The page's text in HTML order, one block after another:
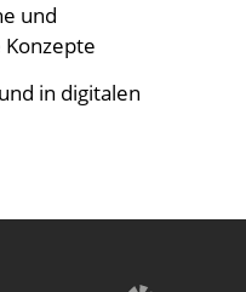
und
in digitalen